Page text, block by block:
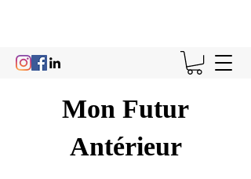
Mon Futur
Antérieur